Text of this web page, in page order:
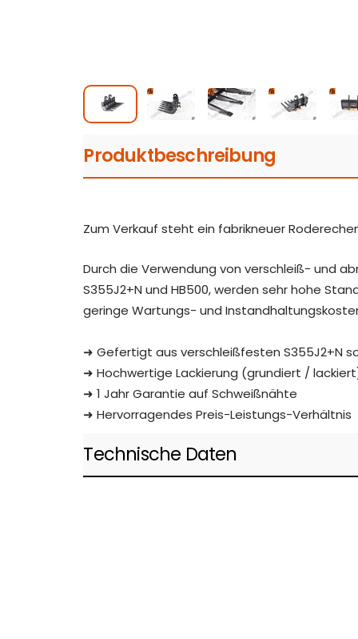
Produktbeschreibung
Zum Verkauf steht ein fabrikneuer
Durch die Verwendung von verschleiß- und
S355J2+N und HB500, werden sehr hohe
geringe Wartungs- und
➜ Gefertigt aus verschleißfesten S355J2+N
➜ Hochwertige Lackierung (grundiert /
➜ 1 Jahr Garantie auf Schweißnähte
➜ Hervorragendes Preis-Leistungs-Verhältnis
Technische Daten